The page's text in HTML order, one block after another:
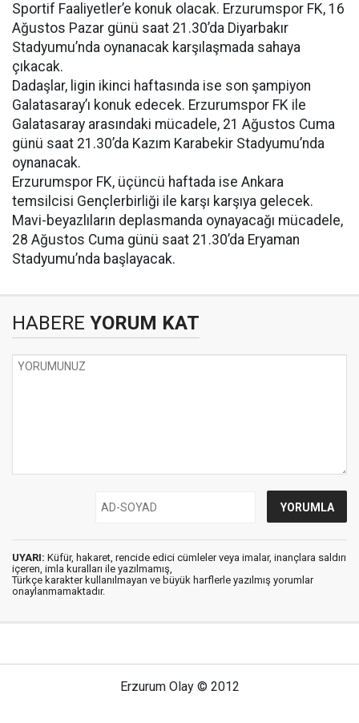
Sportif Faaliyetler’e konuk olacak. Erzurumspor FK, 16
Ağustos Pazar günü saat 21.30’da Diyarbakır
Stadyumu’nda oynanacak karşılaşmada sahaya
çıkacak.
Dadaşlar, ligin ikinci haftasında ise son şampiyon
Galatasaray’ı konuk edecek. Erzurumspor FK ile
Galatasaray arasındaki mücadele, 21 Ağustos Cuma
günü saat 21.30’da Kazım Karabekir Stadyumu’nda
oynanacak.
Erzurumspor FK, üçüncü haftada ise Ankara
temsilcisi Gençlerbirliği ile karşı karşıya gelecek.
Mavi-beyazlıların deplasmanda oynayacağı mücadele,
28 Ağustos Cuma günü saat 21.30’da Eryaman
Stadyumu’nda başlayacak.
HABERE YORUM KAT
UYARI: Küfür, hakaret, rencide edici cümleler veya imalar, inançlara saldırı
içeren, imla kuralları ile yazılmamış,
Türkçe karakter kullanılmayan ve büyük harflerle yazılmış yorumlar
onaylanmamaktadır.
Erzurum Olay © 2012